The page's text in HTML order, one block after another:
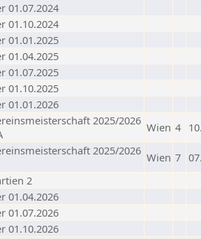
01.07.2024
01.10.2024
01.01.2025
01.04.2025
01.07.2025
01.10.2025
01.01.2026
2025/2026 Wien 4
2025/2026 Wien 7
2
01.04.2026
01.07.2026
01.10.2026